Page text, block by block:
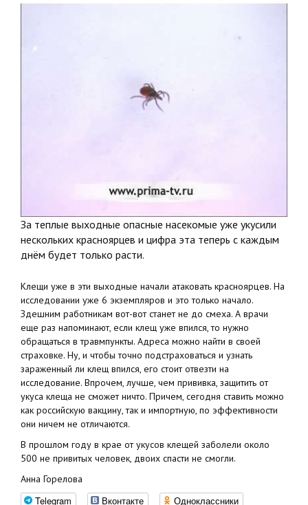
За теплые выходные опасные насекомые уже укусили
нескольких красноярцев и цифра эта теперь с каждым
днём будет только расти.
Клещи уже в эти выходные начали атаковать красноярцев. На
исследовании уже 6 экземпляров и это только начало.
Здешним работникам вот-вот станет не до смеха. А врачи
еще раз напоминают, если клещ уже впился, то нужно
обращаться в травмпункты. Адреса можно найти в своей
страховке. Ну, и чтобы точно подстраховаться и узнать
зараженный ли клещ впился, его стоит отвезти на
исследование. Впрочем, лучше, чем прививка, защитить от
укуса клеща не сможет ничто. Причем, сегодня ставить можно
как российскую вакцину, так и импортную, по эффективности
они ничем не отличаются.
В прошлом году в крае от укусов клещей заболели около
500 не привитых человек, двоих спасти не смогли.
Анна Горелова
Telegram Вконтакте Одноклассники